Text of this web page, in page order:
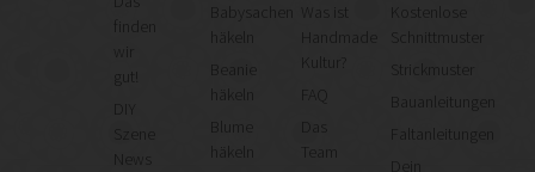
finden
gut!
News
häkeln
häkeln
Was ist
Kultur?
Team
Kostenlose
Schnittmuster
Strickmuster
Bauanleitungen
Faltanleitungen